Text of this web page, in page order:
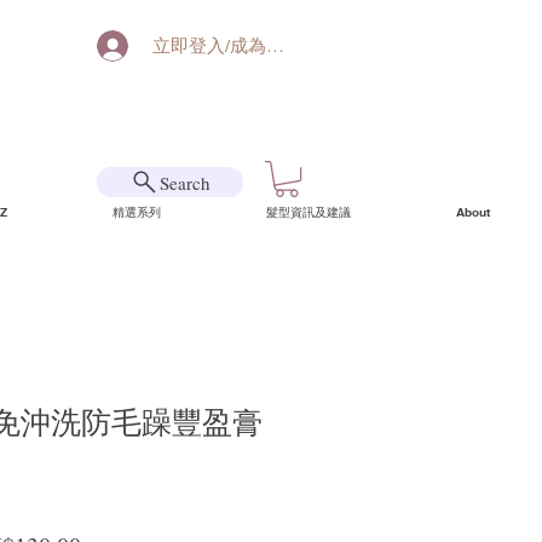
立即登入/成為會員
Search
精選系列 髮型資訊及建議 About
沖洗防毛躁豐盈膏